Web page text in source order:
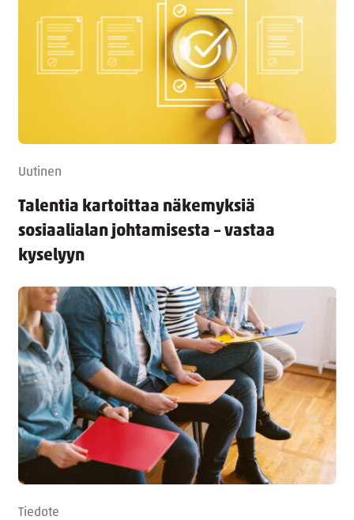
Uutinen
Talentia kartoittaa näkemyksiä
sosiaalialan johtamisesta – vastaa
kyselyyn
Tiedote